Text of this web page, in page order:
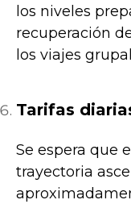
los niveles
recuperación
los viajes
Tarifas
Se espera que
trayectoria